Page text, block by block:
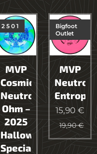
MVP
Cosmic
Neutron
Ohm –
2025
Halloween
Special
2 5 0 1
MVP
Neutron
Entropy
Bigfoot
Outlet
15,90 €
19,90€